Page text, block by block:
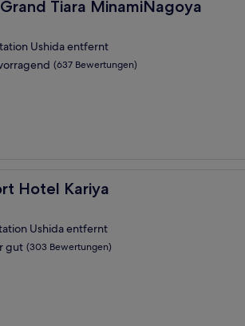
Tiara MinamiNagoya
Tiara MinamiNagoya
Ushida entfernt
(637 Bewertungen)
Hotel Kariya
Kariya
Ushida entfernt
gut (303 Bewertungen)